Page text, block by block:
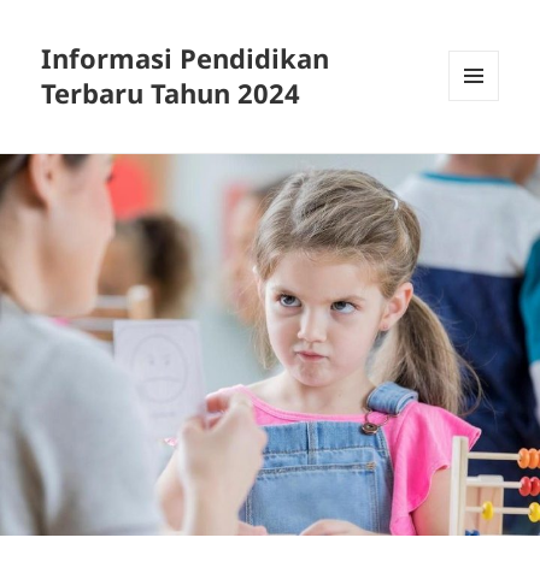
Informasi Pendidikan
Terbaru Tahun 2024
WIDGETS